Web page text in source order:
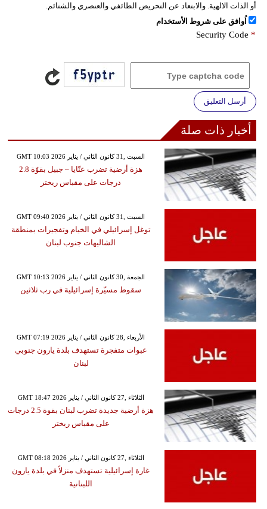
أو الذات الالهية. والابتعاد عن التحريض الطائفي والعنصري والشتائم.
اُوافق على شروط الأستخدام
Security Code *
أرسل التعليق
أخبار ذات صلة
GMT 10:03 2026 السبت ,31 كانون الثاني / يناير
هزة أرضية تضرب عنّايا – جبيل بقوّة 2.8
درجات على مقياس ريختر
GMT 09:40 2026 السبت ,31 كانون الثاني / يناير
توغل إسرائيلي في الخيام وتفجيرات بمنطقة
الشاليهات جنوب لبنان
GMT 10:13 2026 الجمعة ,30 كانون الثاني / يناير
سقوط مسيّرة إسرائيلية في رب ثلاثين
GMT 07:19 2026 الأربعاء ,28 كانون الثاني / يناير
عبوات متفجرة تستهدف بلدة يارون جنوبي
لبنان
GMT 18:47 2026 الثلاثاء ,27 كانون الثاني / يناير
هزة أرضية جديدة تضرب لبنان بقوة 2.5 درجات
على مقياس ريختر
GMT 08:18 2026 الثلاثاء ,27 كانون الثاني / يناير
غارة إسرائيلية تستهدف منزلاً في بلدة يارون
اللبنانية